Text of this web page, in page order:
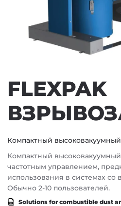
FLEXPAK
Компактный
Компактный
частотным управлением,
использования в системах
Обычно 2-10 пользователей.
Solutions for combustible dust